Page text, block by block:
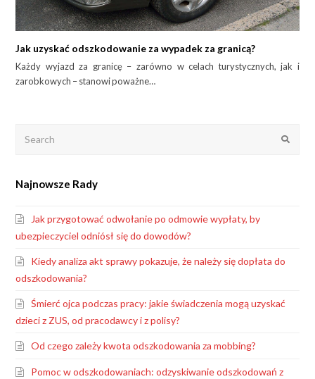
Jak uzyskać odszkodowanie za wypadek za granicą?
Każdy wyjazd za granicę – zarówno w celach turystycznych, jak i
zarobkowych – stanowi poważne…
Najnowsze Rady
Jak przygotować odwołanie po odmowie wypłaty, by
ubezpieczyciel odniósł się do dowodów?
Kiedy analiza akt sprawy pokazuje, że należy się dopłata do
odszkodowania?
Śmierć ojca podczas pracy: jakie świadczenia mogą uzyskać
dzieci z ZUS, od pracodawcy i z polisy?
Od czego zależy kwota odszkodowania za mobbing?
Pomoc w odszkodowaniach: odzyskiwanie odszkodowań z